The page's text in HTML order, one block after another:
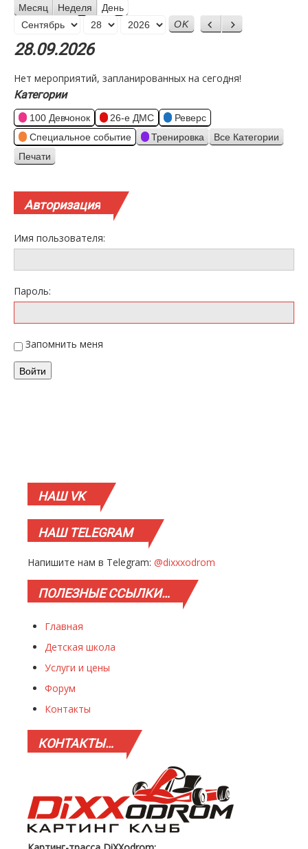
Месяц Неделя День
Месяц
День
Год
Назад
Вперед
28.09.2026
Нет мероприятий, запланированных на сегодня!
Категории
100 Девчонок 26-е ДМС
Реверс
Специальное событие
Тренировка Все Категории
Просмотр
Печати
Авторизация
Имя пользователя:
Пароль:
Запомнить меня
Войти
НАШVK
НАШTELEGRAM
Напишите нам в Telegram: @dixxxodrom
ПОЛЕЗНЫЕССЫЛКИ…
Главная
Детская школа
Услуги и цены
Форум
Контакты
КОНТАКТЫ…